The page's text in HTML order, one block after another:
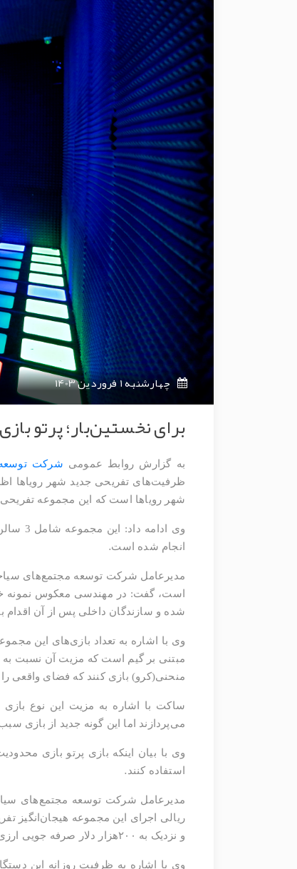
چهارشنبه 1 فروردین 1403
برای نخستین‌بار؛ پرتو
به گزارش روابط عمومی شرکت
ظرفیت‌های تفریحی جدید شهر رویاها
شهر رویاها است که این مجموعه
وی ادامه داد: این مجموعه شامل 3 سالن بازی و یک سالن گیم سنتر است که
انجام شده است.
مدیرعامل شرکت توسعه مجتمع‌های
است، گفت: در مهندسی معکوس نمونه
شده و سازندگان داخلی پس از آن اقدام به
مبتنی بر گیم است که مزیت آن نسبت به
منحنی(کرو) بازی کنند که فضای واقعی
ساکت با اشاره به مزیت این نوع
می‌پردازند اما این گونه جدید از بازی
وی با بیان اینکه بازی پرتو بازی
استفاده کنند.
مدیرعامل شرکت توسعه مجتمع‌های
ریالی اجرای این مجموعه هیجان‌انگیز
و نزدیک به ۲۰۰هزار دلار صرفه جویی